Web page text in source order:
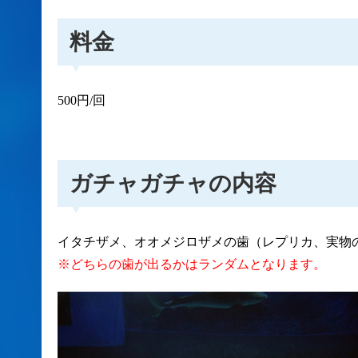
料金
500円/回
ガチャガチャの内容
イタチザメ、オオメジロザメの歯（レプリカ、実物
※どちらの歯が出るかはランダムとなります。